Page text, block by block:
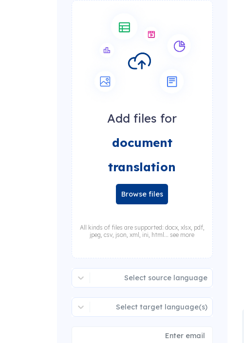
Add files for
document
translation
Browse files
All kinds of files are supported: docx, xlsx, pdf,
jpeg, csv, json, xml, ini, html... see more
Select source language
Select target language(s)